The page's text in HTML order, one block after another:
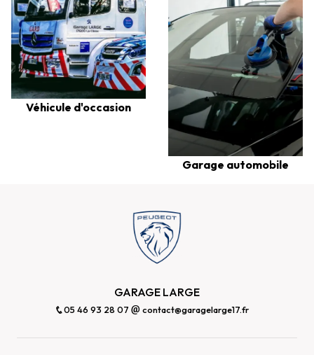
Véhicule d'occasion
Garage automobile
GARAGE LARGE
05 46 93 28 07 contact@garagelarge17.fr